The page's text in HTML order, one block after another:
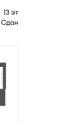
13 эт
Сдан